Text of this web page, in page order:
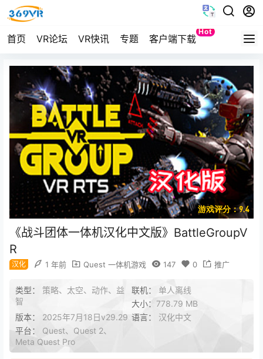
首页 VR论坛 VR快讯 专题 客户端下载
Hot
Quest
游戏评分：9.4
《战斗团体一体机汉化中文版》BattleGroupV
R
汉化 1 年前 Quest 一体机游戏 147 0 推广
类型： 策略、太空、动作、益
智
联机： 单人离线
大小： 778.79 MB
版本： 2025年7月18日v29.29 语言： 汉化中文
平台： Quest、Quest 2、
Meta Quest Pro